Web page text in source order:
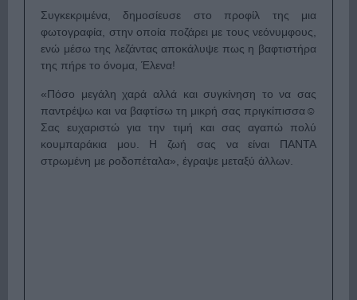
Συγκεκριμένα, δημοσίευσε στο προφίλ της μια
φωτογραφία, στην οποία ποζάρει με τους νεόνυμφους,
ενώ μέσω της λεζάντας αποκάλυψε πως η βαφτιστήρα
της πήρε το όνομα, Έλενα!
«Πόσο μεγάλη χαρά αλλά και συγκίνηση το να σας
παντρέψω και να βαφτίσω τη μικρή σας πριγκίπισσα☺
Σας ευχαριστώ για την τιμή και σας αγαπώ πολύ
κουμπαράκια μου. Η ζωή σας να είναι ΠΑΝΤΑ
στρωμένη με ροδοπέταλα», έγραψε μεταξύ άλλων.